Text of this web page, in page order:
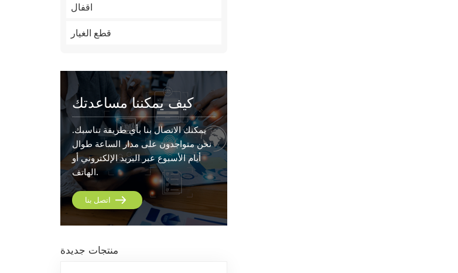
اقفال
قطع الغيار
كيف يمكننا مساعدتك
يمكنك الاتصال بنا بأي طريقة تناسبك.
نحن متواجدون على مدار الساعة طوال
أيام الأسبوع عبر البريد الإلكتروني أو
الهاتف.
اتصل بنا
منتجات جديدة